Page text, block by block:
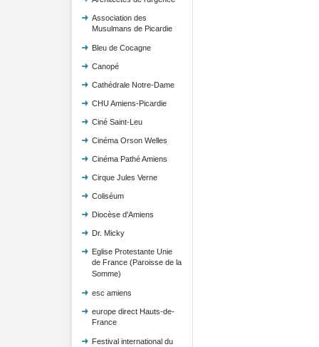
Association des
Musulmans de Picardie
Bleu de Cocagne
Canopé
Cathédrale Notre-Dame
CHU Amiens-Picardie
Ciné Saint-Leu
Cinéma Orson Welles
Cinéma Pathé Amiens
Cirque Jules Verne
Coliséum
Diocèse d'Amiens
Dr. Micky
Eglise Protestante Unie
de France (Paroisse de la
Somme)
esc amiens
europe direct Hauts-de-
France
Festival international du